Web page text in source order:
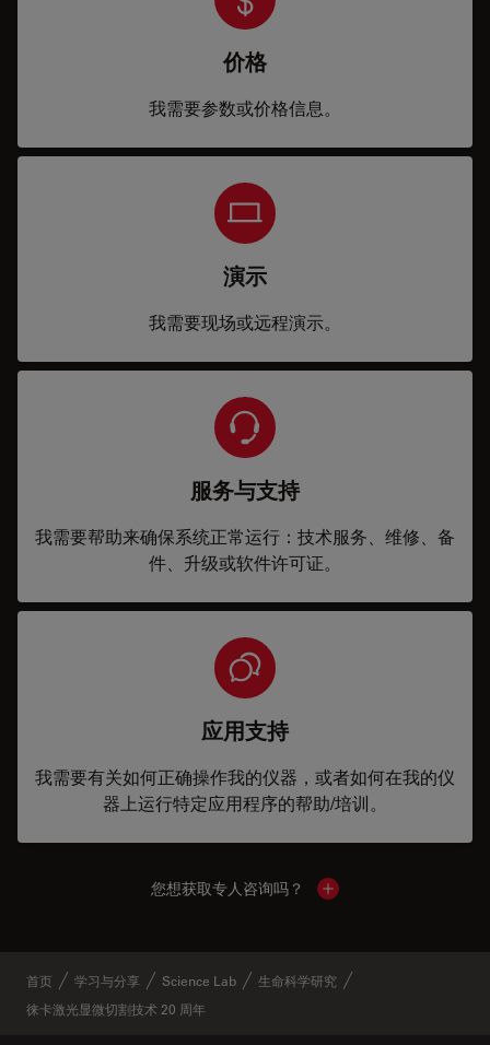
价格
我需要参数或价格信息。
演示
我需要现场或远程演示。
服务与支持
我需要帮助来确保系统正常运行：技术服务、维修、备
件、升级或软件许可证。
应用支持
我需要有关如何正确操作我的仪器，或者如何在我的仪
器上运行特定应用程序的帮助/培训。
您想获取专人咨询吗？ Show local contacts
首页 学习与分享 Science Lab
生命科学研究
徕卡激光显微切割技术 20 周年